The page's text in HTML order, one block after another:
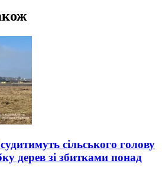
сільського голову
дерев зі збитками понад